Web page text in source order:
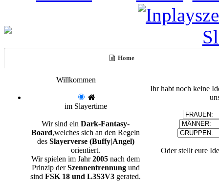
Home
Willkommen
im Slayertime
Wir sind ein Dark-Fantasy-
Board,welches sich an den Regeln
des Slayerverse (Buffy|Angel)
orientiert.
Wir spielen im Jahr2005 nach dem
Prinzip derSzennentrennungund
sind FSK 18 und L3S3V3 gerated.
Ihr habt noch keine
Oder stellt eure